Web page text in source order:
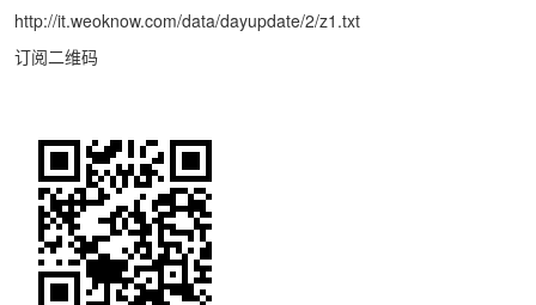
http://it.weoknow.com/data/dayupdate/2/z1.txt
订阅二维码